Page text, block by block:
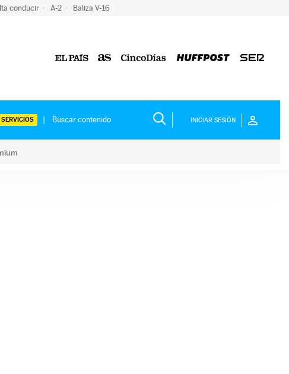
conducir A-2 Baliza V-16
SERVICIOS INICIAR SESIÓN